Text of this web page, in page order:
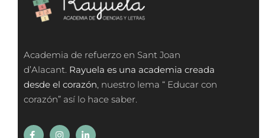
Academia de refuerzo en Sant Joan
d’Alacant. Rayuela es una academia creada
desde el corazón, nuestro lema “ Educar con
corazón” así lo hace saber.